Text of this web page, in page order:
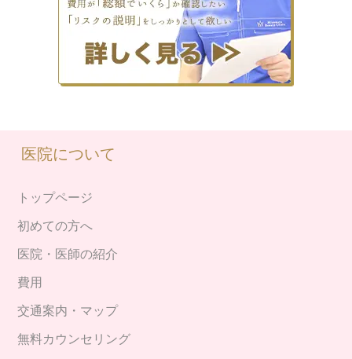
医院について
トップページ
初めての方へ
医院・医師の紹介
費用
交通案内・マップ
無料カウンセリング